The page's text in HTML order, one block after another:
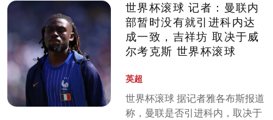
世界杯滚球 记者：曼联内
部暂时没有就引进科内达
成一致，吉祥坊 取决于威
尔考克斯 世界杯滚球
英超
世界杯滚球 据记者雅各布斯报道
称，曼联是否引进科内，取决于